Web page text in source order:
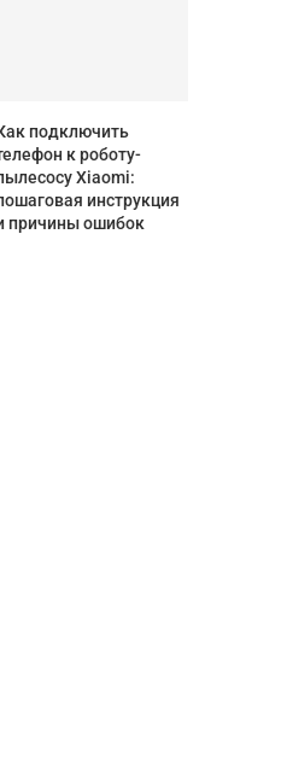
подключить
к роботу-
Xiaomi:
инструкция
причины ошибок